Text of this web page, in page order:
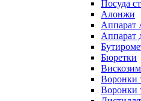
Посуда
Алонжи
Аппарат
Бюретки
Воронки
Воронки